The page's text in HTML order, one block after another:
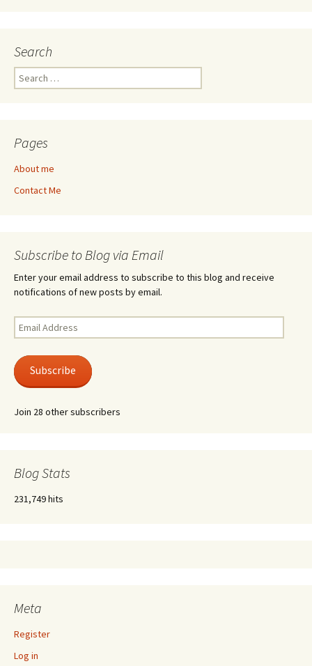
Search
Search
for:
Pages
About me
Contact Me
Subscribe to Blog via Email
Enter your email address to subscribe to this blog and receive
notifications of new posts by email.
Email
Address
Subscribe
Join 28 other subscribers
Blog Stats
231,749 hits
Meta
Register
Log in